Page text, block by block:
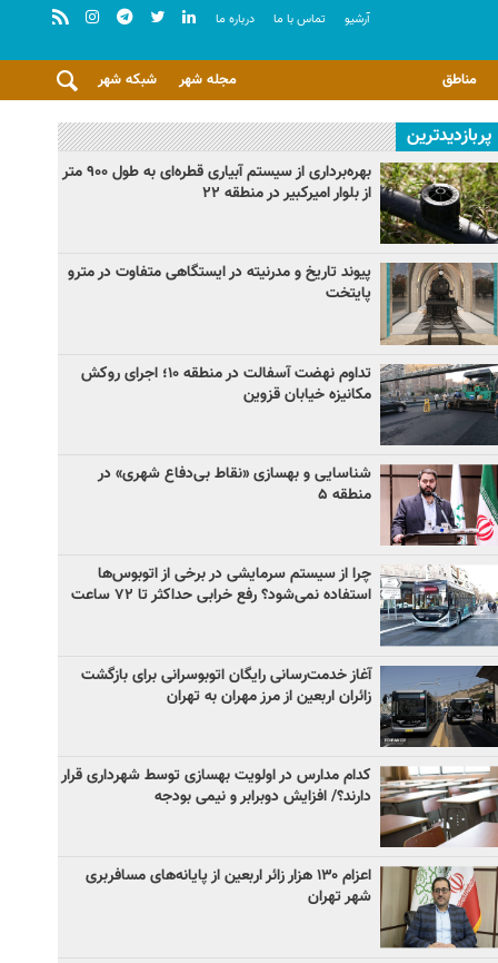
آرشيو تماس با ما درباره ما
مناطق شبکه شهر مجله شهر
پربازدیدترین
بهره‌برداری از سیستم آبیاری قطره‌ای به طول ۹۰۰ متر
از بلوار امیرکبیر در منطقه ۲۲
پیوند تاریخ و مدرنیته در ایستگاهی متفاوت در مترو
پایتخت
تداوم نهضت آسفالت در منطقه ۱۰؛ اجرای روکش
مکانیزه خیابان قزوین
شناسایی و بهسازی «نقاط بی‌دفاع شهری» در
منطقه ۵
چرا از سیستم سرمایشی در برخی از اتوبوس‌ها
استفاده نمی‌شود؟ رفع خرابی حداکثر تا ۷۲ ساعت
آغاز خدمت‌رسانی رایگان اتوبوسرانی برای بازگشت
زائران اربعین از مرز مهران به تهران
کدام مدارس در اولویت بهسازی توسط شهرداری قرار
دارند؟/ افزایش دوبرابر و نیمی بودجه
اعزام ۱۳۰ هزار زائر اربعین از پایانه‌های مسافربری
شهر تهران